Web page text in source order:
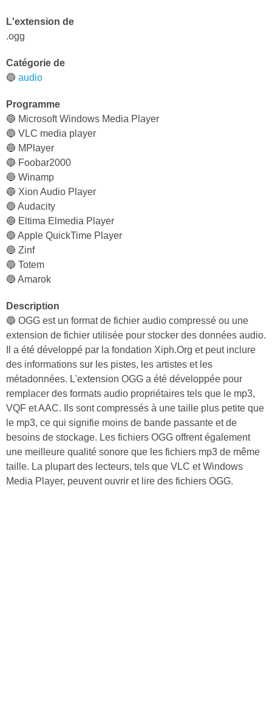
L'extension de
.ogg
Catégorie de
🔵 audio
Programme
🔵 Microsoft Windows Media Player
🔵 VLC media player
🔵 MPlayer
🔵 Foobar2000
🔵 Winamp
🔵 Xion Audio Player
🔵 Audacity
🔵 Eltima Elmedia Player
🔵 Apple QuickTime Player
🔵 Zinf
🔵 Totem
🔵 Amarok
Description
🔵 OGG est un format de fichier audio compressé ou une
extension de fichier utilisée pour stocker des données audio.
Il a été développé par la fondation Xiph.Org et peut inclure
des informations sur les pistes, les artistes et les
métadonnées. L'extension OGG a été développée pour
remplacer des formats audio propriétaires tels que le mp3,
VQF et AAC. Ils sont compressés à une taille plus petite que
le mp3, ce qui signifie moins de bande passante et de
besoins de stockage. Les fichiers OGG offrent également
une meilleure qualité sonore que les fichiers mp3 de même
taille. La plupart des lecteurs, tels que VLC et Windows
Media Player, peuvent ouvrir et lire des fichiers OGG.